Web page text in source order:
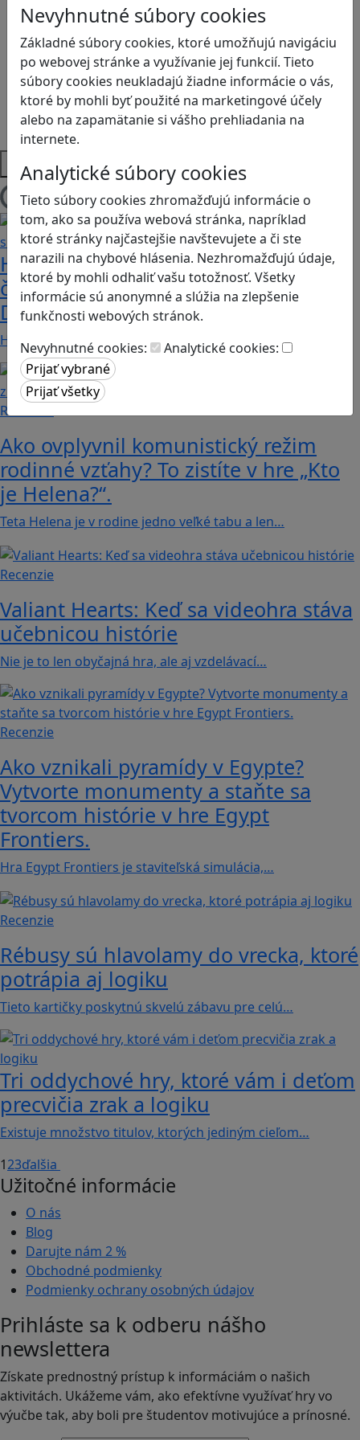
Nevyhnutné súbory cookies
Základné súbory cookies, ktoré umožňujú navigáciu
po webovej stránke a využívanie jej funkcií. Tieto
súbory cookies neukladajú žiadne informácie o vás,
ktoré by mohli byť použité na marketingové účely
alebo na zapamätanie si vášho prehliadania na
internete.
Analytické súbory cookies
Tieto súbory cookies zhromažďujú informácie o
tom, ako sa používa webová stránka, napríklad
ktoré stránky najčastejšie navštevujete a či ste
narazili na chybové hlásenia. Nezhromažďujú údaje,
ktoré by mohli odhaliť vašu totožnosť. Všetky
informácie sú anonymné a slúžia na zlepšenie
funkčnosti webových stránok.
Nevyhnutné cookies:
Analytické cookies:
Logické myslenie
Ľudské práva a tolerancia
Motorika a koncentrácia
Programovanie/Technika
Sociálne zručnosti a kooperácia
Strategické myslenie
Zdravie a pohyb
Platformy
Načítam blogy
Heritage Quest AR: Vráťte sa do
časov, keď Rímska ríša siahala až po
Dunaj
Heritage Quest AR je mobilná hra, ktorá ponúka…
Recenzie
Ako ovplyvnil komunistický režim
rodinné vzťahy? To zistíte v hre „Kto
je Helena?“.
Teta Helena je v rodine jedno veľké tabu a len…
Recenzie
Valiant Hearts: Keď sa videohra stáva
učebnicou histórie
Nie je to len obyčajná hra, ale aj vzdelávací…
Recenzie
Ako vznikali pyramídy v Egypte?
Vytvorte monumenty a staňte sa
tvorcom histórie v hre Egypt
Frontiers.
Hra Egypt Frontiers je staviteľská simulácia,…
Recenzie
Rébusy sú hlavolamy do vrecka, ktoré
potrápia aj logiku
Tieto kartičky poskytnú skvelú zábavu pre celú…
Tri oddychové hry, ktoré vám i deťom
precvičia zrak a logiku
Existuje množstvo titulov, ktorých jediným cieľom…
123ďalšia
Užitočné informácie
O nás
Blog
Darujte nám 2 %
Obchodné podmienky
Podmienky ochrany osobných údajov
Prihláste sa k odberu nášho
newslettera
Získate prednostný prístup k informáciám o našich
aktivitách. Ukážeme vám, ako efektívne využívať hry vo
výučbe tak, aby boli pre študentov motivujúce a prínosné.